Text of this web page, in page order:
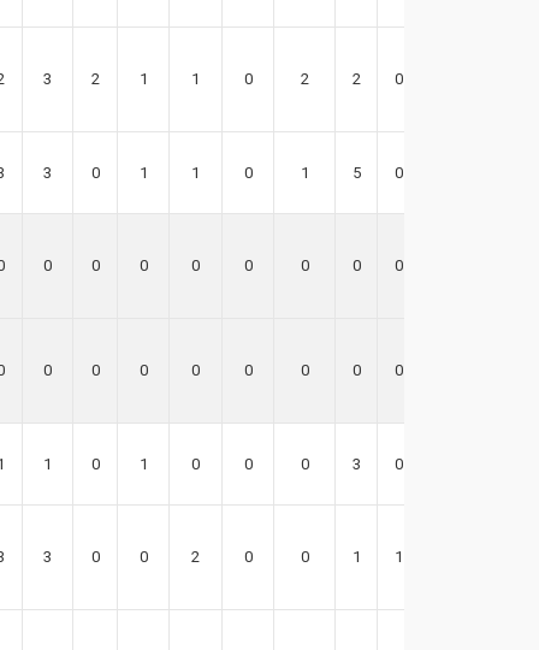
3 2 1 1 0 2 2 0
3 0 1 1 0 1 5 0
0 0 0 0 0 0 0 0
0 0 0 0 0 0 0 0
1 0 1 0 0 0 3 0
3 0 0 2 0 0 1 1